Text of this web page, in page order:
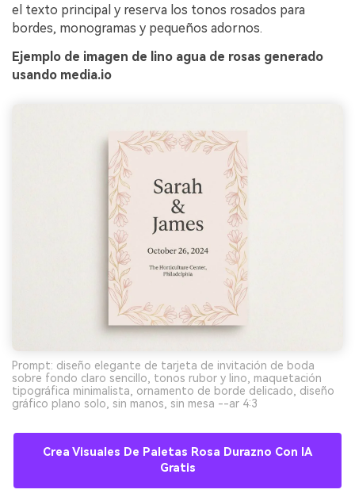
el texto principal y reserva los tonos rosados para
bordes, monogramas y pequeños adornos.
Ejemplo de imagen de lino agua de rosas generado
usando media.io
Prompt: diseño elegante de tarjeta de invitación de boda
sobre fondo claro sencillo, tonos rubor y lino, maquetación
tipográfica minimalista, ornamento de borde delicado, diseño
gráfico plano solo, sin manos, sin mesa --ar 4:3
Crea Visuales De Paletas Rosa Durazno Con IA
Gratis